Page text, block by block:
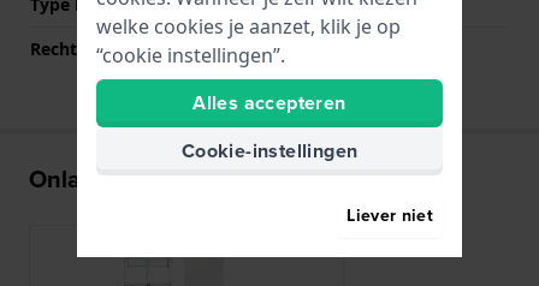
Rechte bandaanzet
Nee
Onlangs bekeken
welke cookies je aanzet, klik je op
“cookie instellingen”.
Alles accepteren
Cookie-instellingen
Liever niet